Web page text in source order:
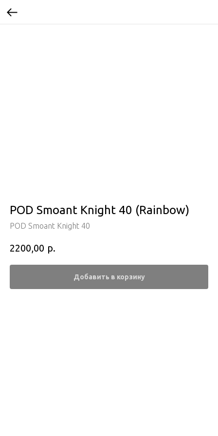
POD Smoant Knight 40 (Rainbow)
POD Smoant Knight 40
2200,00 р.
Добавить в корзину